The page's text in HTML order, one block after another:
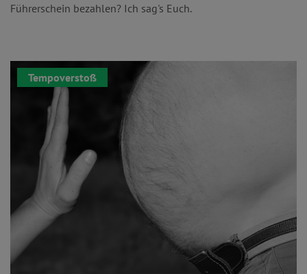
Führerschein bezahlen? Ich sag's Euch.
Tempoverstoß